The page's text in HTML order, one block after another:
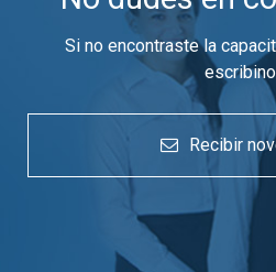
Si no encontraste la
Recibir